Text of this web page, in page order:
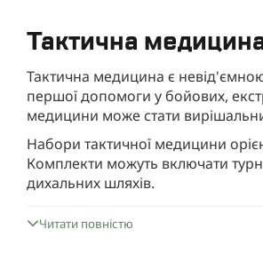
Тактична
Тактична медицина є
першої допомоги у бойових,
медицини може стати
Набори тактичної медицини
Комплекти можуть включати
дихальних шляхів.
ефективності. Продукція
Читати повністю